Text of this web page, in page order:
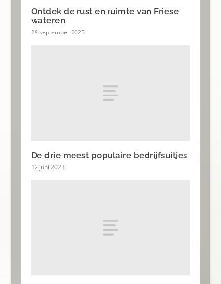
Ontdek de rust en ruimte van Friese
wateren
29 september 2025
De drie meest populaire bedrijfsuitjes
12 juni 2023